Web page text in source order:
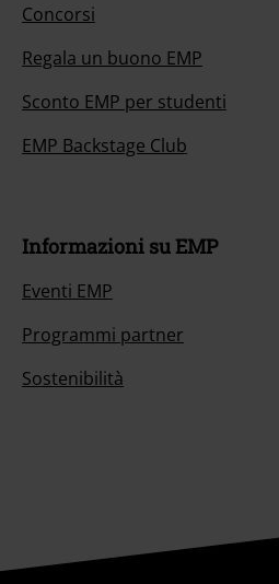
Concorsi
Regala un buono EMP
Sconto EMP per studenti
EMP Backstage Club
Informazioni su EMP
Eventi EMP
Programmi partner
Sostenibilità